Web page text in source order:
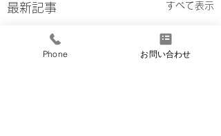
最新記事 すべて表示
Phone お問い合わせ